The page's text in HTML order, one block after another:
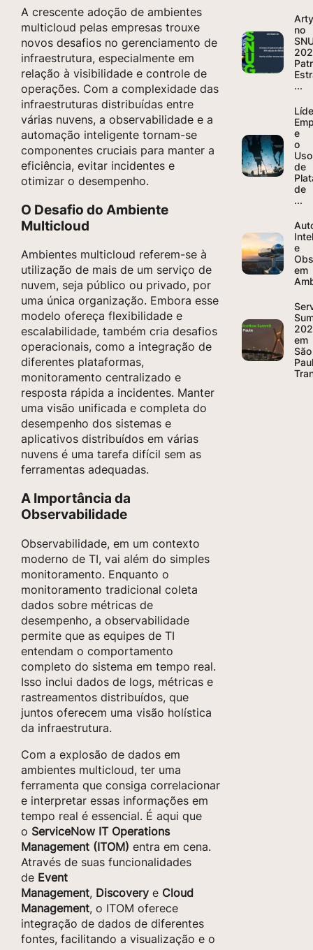
A crescente adoção de ambientes
multicloud pelas empresas trouxe
novos desafios no gerenciamento de
infraestrutura, especialmente em
relação à visibilidade e controle de
operações. Com a complexidade das
infraestruturas distribuídas entre
várias nuvens, a observabilidade e a
automação inteligente tornam-se
componentes cruciais para manter a
eficiência, evitar incidentes e
otimizar o desempenho.
O Desafio do Ambiente
Multicloud
Ambientes multicloud referem-se à
utilização de mais de um serviço de
nuvem, seja público ou privado, por
uma única organização. Embora esse
modelo ofereça flexibilidade e
escalabilidade, também cria desafios
operacionais, como a integração de
diferentes plataformas,
monitoramento centralizado e
resposta rápida a incidentes. Manter
uma visão unificada e completa do
desempenho dos sistemas e
aplicativos distribuídos em várias
nuvens é uma tarefa difícil sem as
ferramentas adequadas.
A Importância da
Observabilidade
Observabilidade, em um contexto
moderno de TI, vai além do simples
monitoramento. Enquanto o
monitoramento tradicional coleta
dados sobre métricas de
desempenho, a observabilidade
permite que as equipes de TI
entendam o comportamento
completo do sistema em tempo real.
Isso inclui dados de logs, métricas e
rastreamentos distribuídos, que
juntos oferecem uma visão holística
da infraestrutura.
Com a explosão de dados em
ambientes multicloud, ter uma
ferramenta que consiga correlacionar
e interpretar essas informações em
tempo real é essencial. É aqui que
o ServiceNow IT Operations
Management (ITOM) entra em cena.
Através de suas funcionalidades
de Event
Management, Discovery e Cloud
Management, o ITOM oferece
integração de dados de diferentes
fontes, facilitando a visualização e o
no
...
e
o
Uso
de
de
...
e
em
em
São